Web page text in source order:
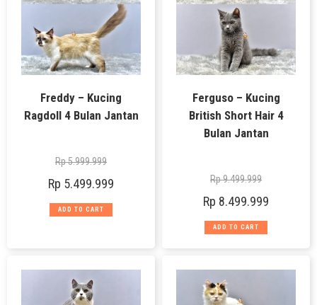
Freddy – Kucing
Ragdoll 4 Bulan Jantan
Rp5.999.999
Rp 5.499.999
ADD TO CART
Ferguso – Kucing
British Short Hair 4
Bulan Jantan
Rp9.499.999
Rp 8.499.999
ADD TO CART